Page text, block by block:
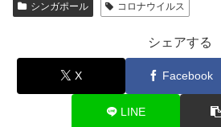
シンガポール コロナウイルス
シェアする
X Facebook
LINE